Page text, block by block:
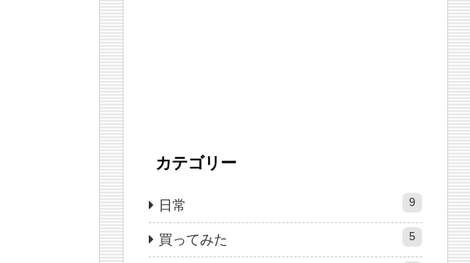
カテゴリー
日常 9
買ってみた 5